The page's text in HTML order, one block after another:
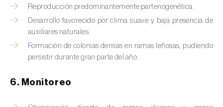
Chinche de la morera (Pseudaulacaspis
pentagona)
Chinche de las piñas (Leptoglossus
peregrinus )
Reproducción predominantemente partenogenética.
Desarrollo favorecido por clima suave y baja presencia de
auxiliares naturales.
Formación de colonias densas en ramas leñosas, pudiendo
persistir durante gran parte del año.
6. Monitoreo